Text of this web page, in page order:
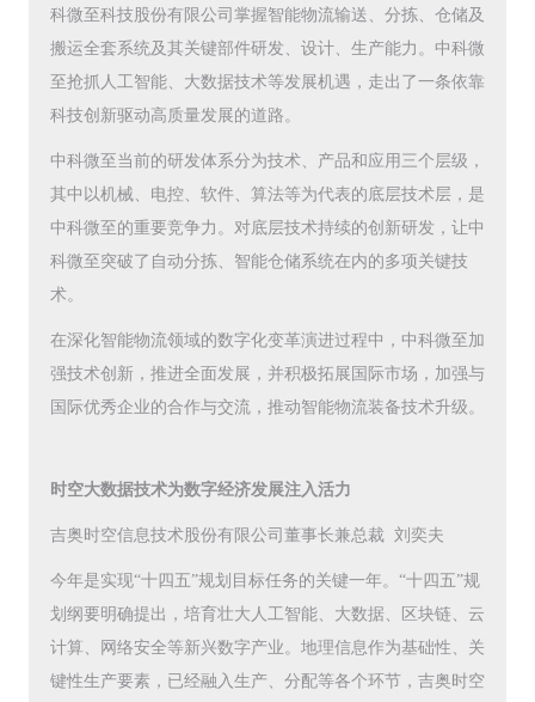
科微至科技股份有限公司掌握智能物流输送、分拣、仓储及
搬运全套系统及其关键部件研发、设计、生产能力。中科微
至抢抓人工智能、大数据技术等发展机遇，走出了一条依靠
科技创新驱动高质量发展的道路。
中科微至当前的研发体系分为技术、产品和应用三个层级，
其中以机械、电控、软件、算法等为代表的底层技术层，是
中科微至的重要竞争力。对底层技术持续的创新研发，让中
科微至突破了自动分拣、智能仓储系统在内的多项关键技
术。
在深化智能物流领域的数字化变革演进过程中，中科微至加
强技术创新，推进全面发展，并积极拓展国际市场，加强与
国际优秀企业的合作与交流，推动智能物流装备技术升级。
时空大数据技术为数字经济发展注入活力
吉奥时空信息技术股份有限公司董事长兼总裁 刘奕夫
今年是实现“十四五”规划目标任务的关键一年。“十四五”规
划纲要明确提出，培育壮大人工智能、大数据、区块链、云
计算、网络安全等新兴数字产业。地理信息作为基础性、关
键性生产要素，已经融入生产、分配等各个环节，吉奥时空